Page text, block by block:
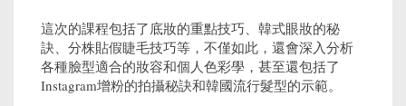
這次的課程包括了底妝的重點技巧、韓式眼妝的秘
訣、分株貼假睫毛技巧等，不僅如此，還會深入分析
各種臉型適合的妝容和個人色彩學，甚至還包括了
Instagram增粉的拍攝秘訣和韓國流行髮型的示範。